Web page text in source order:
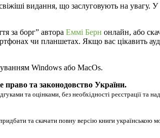
видання, що заслуговують на увагу. У
за борг” автора Еммі Берн онлайн, або
чи планшетах. Якщо вас цікавить
Windows або MacOs.
та законодовство України.
та оцінками, без необхідності реєстрації та
та скачати повну версію книги українською